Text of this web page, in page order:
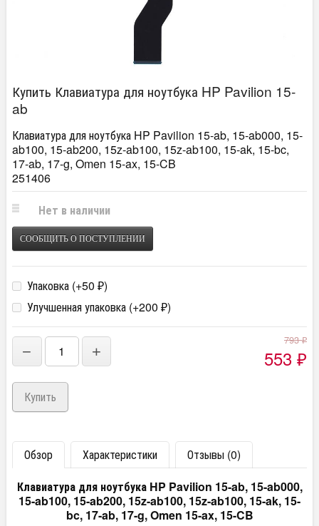
Купить Клавиатура для ноутбука HP Pavilion 15-
ab
Клавиатура для ноутбука HP Pavilion 15-ab, 15-ab000, 15-
ab100, 15-ab200, 15z-ab100, 15z-ab100, 15-ak, 15-bc,
17-ab, 17-g, Omen 15-ax, 15-CB
251406
Нет в наличии
СООБЩИТЬ О ПОСТУПЛЕНИИ
Упаковка (+50 ₽)
Улучшенная упаковка (+200 ₽)
− +
793₽
553 ₽
Обзор Характеристики
Отзывы (0)
Клавиатура для ноутбука HP Pavilion 15-ab, 15-ab000,
15-ab100, 15-ab200, 15z-ab100, 15z-ab100, 15-ak, 15-
bc, 17-ab, 17-g, Omen 15-ax, 15-CB